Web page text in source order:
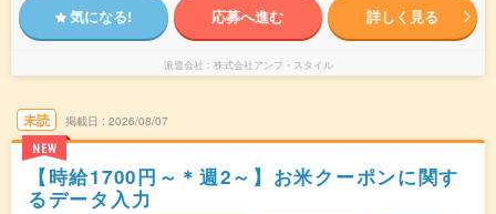
気になる! 応募へ進む 詳しく見る
派遣会社 株式会社アンフ・スタイル
未読
NEW
掲載日 2026/08/07
【時給1700円～＊週2～】お米クーポンに関す
るデータ入力